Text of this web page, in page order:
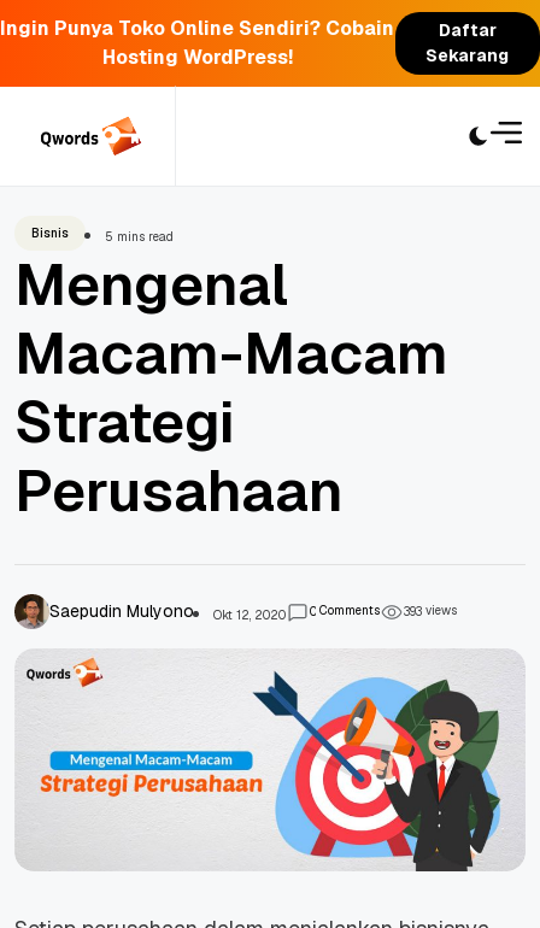
Ingin Punya Toko Online Sendiri? Cobain
Hosting WordPress!
Daftar
Sekarang
Bisnis 5 mins read
Mengenal
Macam-Macam
Strategi
Perusahaan
Saepudin Mulyono Okt 12, 2020 0Comments 393views